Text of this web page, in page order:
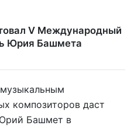
V Международный
Юрия Башмета